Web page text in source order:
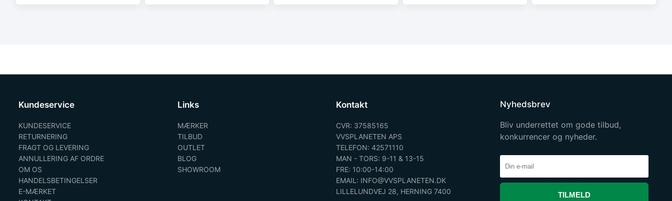
Kundeservice
KUNDESERVICE
RETURNERING
FRAGT OG LEVERING
ANNULLERING AF ORDRE
OM OS
HANDELSBETINGELSER
E-MÆRKET
Links
MÆRKER
TILBUD
OUTLET
BLOG
SHOWROOM
Kontakt
CVR: 37585165
VVSPLANETEN APS
TELEFON: 42571110
MAN - TORS: 9-11 & 13-15
FRE: 10:00-14:00
EMAIL: INFO@VVSPLANETEN.DK
LILLELUNDVEJ 28, HERNING 7400
Nyhedsbrev
Bliv underrettet om gode tilbud,
konkurrencer og nyheder.
TILMELD